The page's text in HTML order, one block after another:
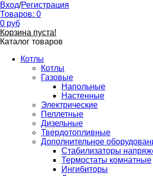
Вход/Регистрация
Товаров: 0
0 руб
Корзина пуста!
Каталог товаров
Котлы
Котлы
Газовые
Напольные
Настенные
Электрические
Пеллетные
Дизельные
Твердотопливные
Дополнительное
Стабилизаторы
Термостаты комнатные
Ингибиторы